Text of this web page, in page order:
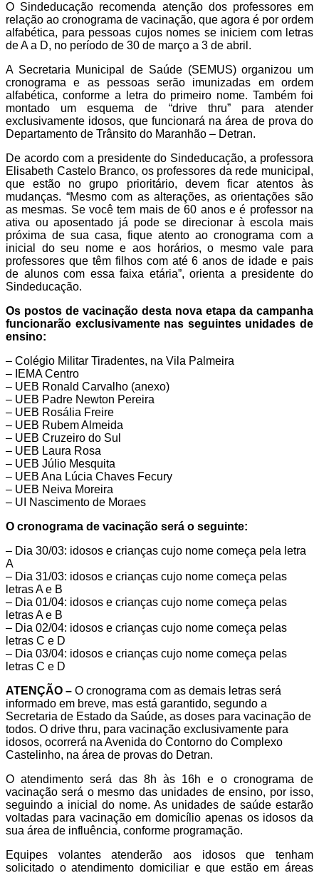
O Sindeducação recomenda atenção dos professores em
relação ao cronograma de vacinação, que agora é por ordem
alfabética, para pessoas cujos nomes se iniciem com letras
de A a D, no período de 30 de março a 3 de abril.
A Secretaria Municipal de Saúde (SEMUS) organizou um
cronograma e as pessoas serão imunizadas em ordem
alfabética, conforme a letra do primeiro nome. Também foi
montado um esquema de “drive thru” para atender
exclusivamente idosos, que funcionará na área de prova do
Departamento de Trânsito do Maranhão – Detran.
De acordo com a presidente do Sindeducação, a professora
Elisabeth Castelo Branco, os professores da rede municipal,
que estão no grupo prioritário, devem ficar atentos às
mudanças. “Mesmo com as alterações, as orientações são
as mesmas. Se você tem mais de 60 anos e é professor na
ativa ou aposentado já pode se direcionar à escola mais
próxima de sua casa, fique atento ao cronograma com a
inicial do seu nome e aos horários, o mesmo vale para
professores que têm filhos com até 6 anos de idade e pais
de alunos com essa faixa etária”, orienta a presidente do
Sindeducação.
Os postos de vacinação desta nova etapa da campanha
funcionarão exclusivamente nas seguintes unidades de
ensino:
– Colégio Militar Tiradentes, na Vila Palmeira
– IEMA Centro
– UEB Ronald Carvalho (anexo)
– UEB Padre Newton Pereira
– UEB Rosália Freire
– UEB Rubem Almeida
– UEB Cruzeiro do Sul
– UEB Laura Rosa
– UEB Júlio Mesquita
– UEB Ana Lúcia Chaves Fecury
– UEB Neiva Moreira
– UI Nascimento de Moraes
O cronograma de vacinação será o seguinte:
– Dia 30/03: idosos e crianças cujo nome começa pela letra
A
– Dia 31/03: idosos e crianças cujo nome começa pelas
letras A e B
– Dia 01/04: idosos e crianças cujo nome começa pelas
letras A e B
– Dia 02/04: idosos e crianças cujo nome começa pelas
letras C e D
– Dia 03/04: idosos e crianças cujo nome começa pelas
letras C e D
ATENÇÃO – O cronograma com as demais letras será
informado em breve, mas está garantido, segundo a
Secretaria de Estado da Saúde, as doses para vacinação de
todos. O drive thru, para vacinação exclusivamente para
idosos, ocorrerá na Avenida do Contorno do Complexo
Castelinho, na área de provas do Detran.
O atendimento será das 8h às 16h e o cronograma de
vacinação será o mesmo das unidades de ensino, por isso,
seguindo a inicial do nome. As unidades de saúde estarão
voltadas para vacinação em domicílio apenas os idosos da
sua área de influência, conforme programação.
Equipes volantes atenderão aos idosos que tenham
solicitado o atendimento domiciliar e que estão em áreas